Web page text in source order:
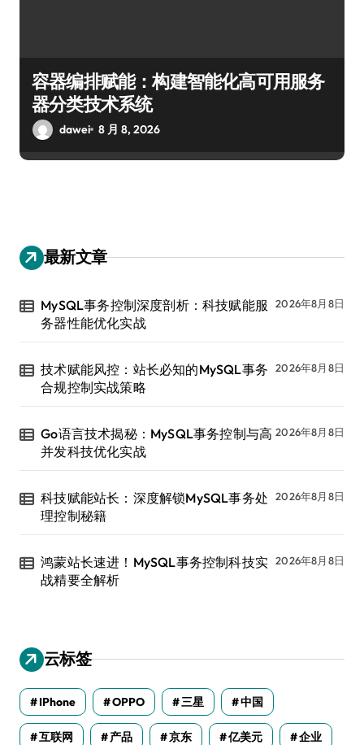
容器编排赋能：构建智能化高可用服务
器分类技术系统
dawei 8 月 8, 2026
最新文章
MySQL事务控制深度剖析：科技赋能服
务器性能优化实战
2026年8月8日
技术赋能风控：站长必知的MySQL事务
合规控制实战策略
2026年8月8日
Go语言技术揭秘：MySQL事务控制与高
并发科技优化实战
2026年8月8日
科技赋能站长：深度解锁MySQL事务处
理控制秘籍
2026年8月8日
鸿蒙站长速进！MySQL事务控制科技实
战精要全解析
2026年8月8日
云标签
IPhone OPPO 三星 中国
互联网 产品 京东 亿美元 企业